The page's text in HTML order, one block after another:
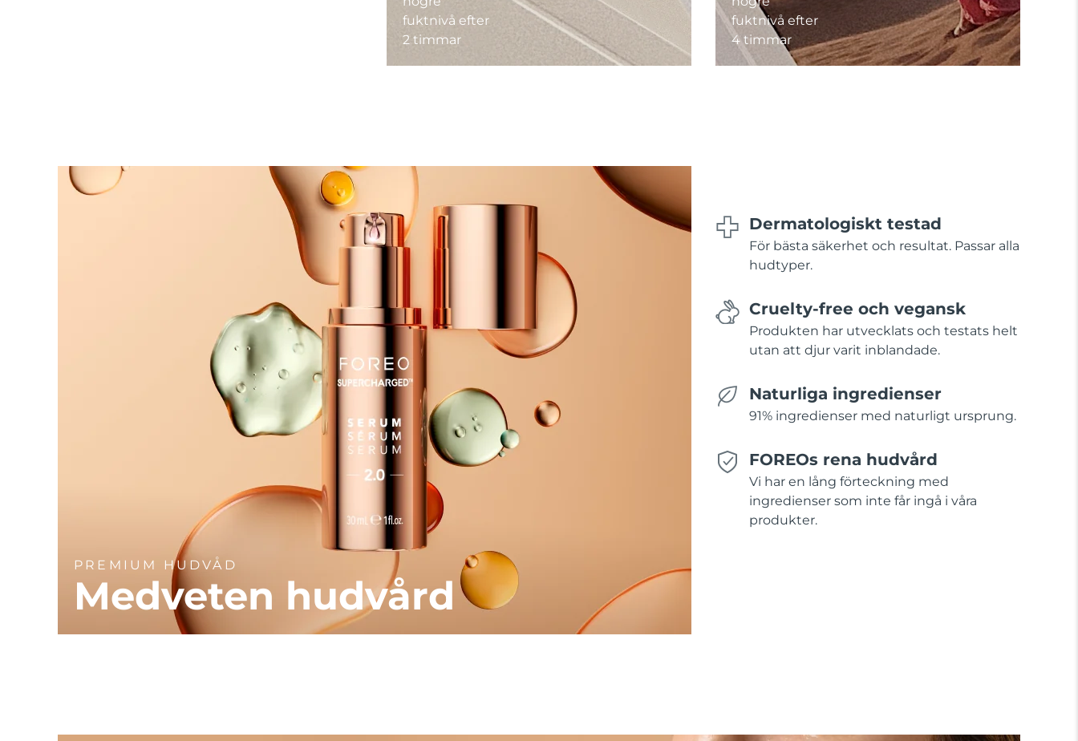
fuktnivå efter
2 timmar
fuktnivå efter
4 timmar
PREMIUM HUDVÅD
Medveten hudvård
Dermatologiskt testad
För bästa säkerhet och resultat. Passar alla
hudtyper.
Cruelty-free och vegansk
Produkten har utvecklats och testats helt
utan att djur varit inblandade.
Naturliga ingredienser
91% ingredienser med naturligt ursprung.
FOREOs rena hudvård
Vi har en lång förteckning med
ingredienser som inte får ingå i våra
produkter.